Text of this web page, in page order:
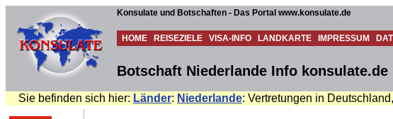
Konsulate und Botschaften - Das Portal www.konsulate.de
HOME REISEZIELE VISA-INFO LANDKARTE IMPRESSUM
Botschaft Niederlande Info konsulate.de
Sie befinden sich hier: Länder: Niederlande: Vertretungen in